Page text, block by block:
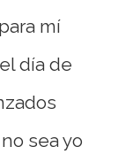
mí
día de
sea yo